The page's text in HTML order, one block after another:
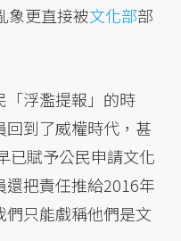
象更直接被文化部部
「浮濫提報」的時
到了威權時代，甚
已賦予公民申請文化
把責任推給2016年
只能戲稱他們是文